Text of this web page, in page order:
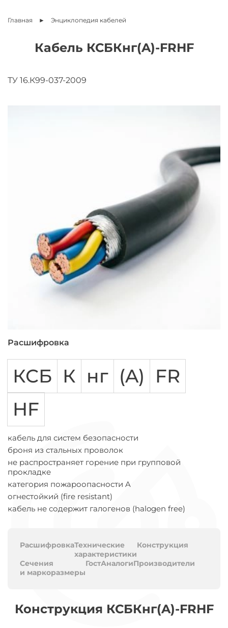
Главная Энциклопедия кабелей
Кабель КСБКнг(A)-FRHF
ТУ 16.К99-037-2009
Расшифровка
КСБ К нг (A)
FR
HF
кабель для систем безопасности
броня из стальных проволок
не распространяет горение при групповой
прокладке
категория пожароопасности A
огнестойкий (fire resistant)
кабель не содержит галогенов (halogen free)
РасшифровкаТехнические
характеристики
Конструкция
Сечения
и маркоразмеры
ГостАналогиПроизводители
Конструкция КСБКнг(A)-FRHF